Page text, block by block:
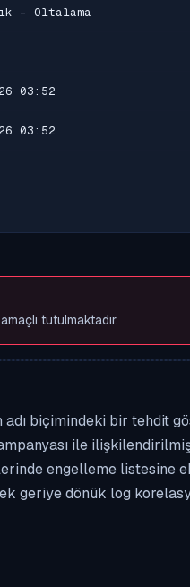
- Oltalama
03:52
03:52
tutulmaktadır.
biçimindeki bir tehdit
ile
engelleme listesine
geriye dönük log